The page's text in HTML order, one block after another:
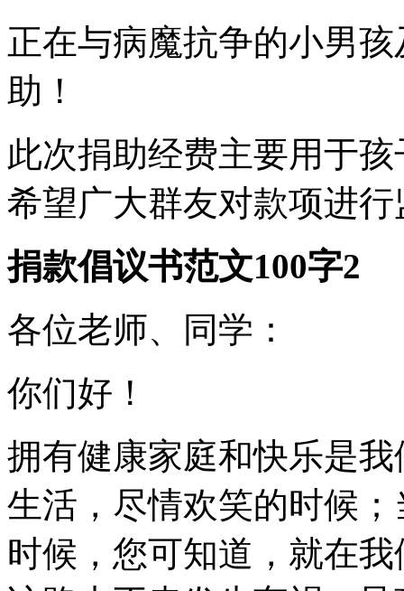
正在与病魔抗争的小男
助！
此次捐助经费主要用于
希望广大群友对款项进行
捐款倡议书范文100字2
各位老师、同学：
你们好！
拥有健康家庭和快乐是
生活，尽情欢笑的时候
时候，您可知道，就在